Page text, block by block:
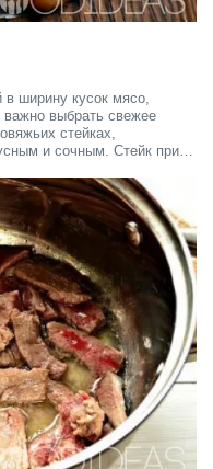
в ширину кусок мясо,
выбрать свежее
стейках,
и сочным. Стейк при